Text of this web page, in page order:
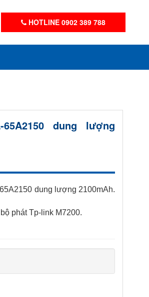
HOTLINE 0902 389 788
65A2150 dung lượng
dung lượng 2100mAh.
phát Tp-link M7200.